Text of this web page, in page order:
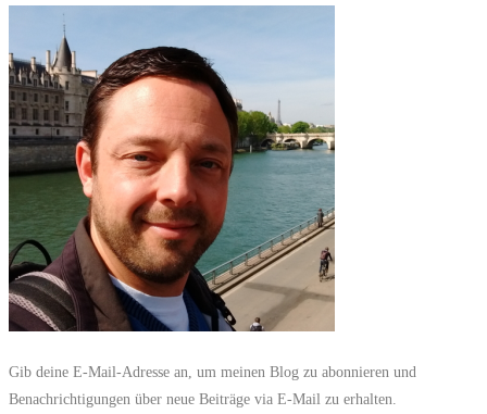
Gib deine E-Mail-Adresse an, um meinen Blog zu abonnieren und
Benachrichtigungen über neue Beiträge via E-Mail zu erhalten.